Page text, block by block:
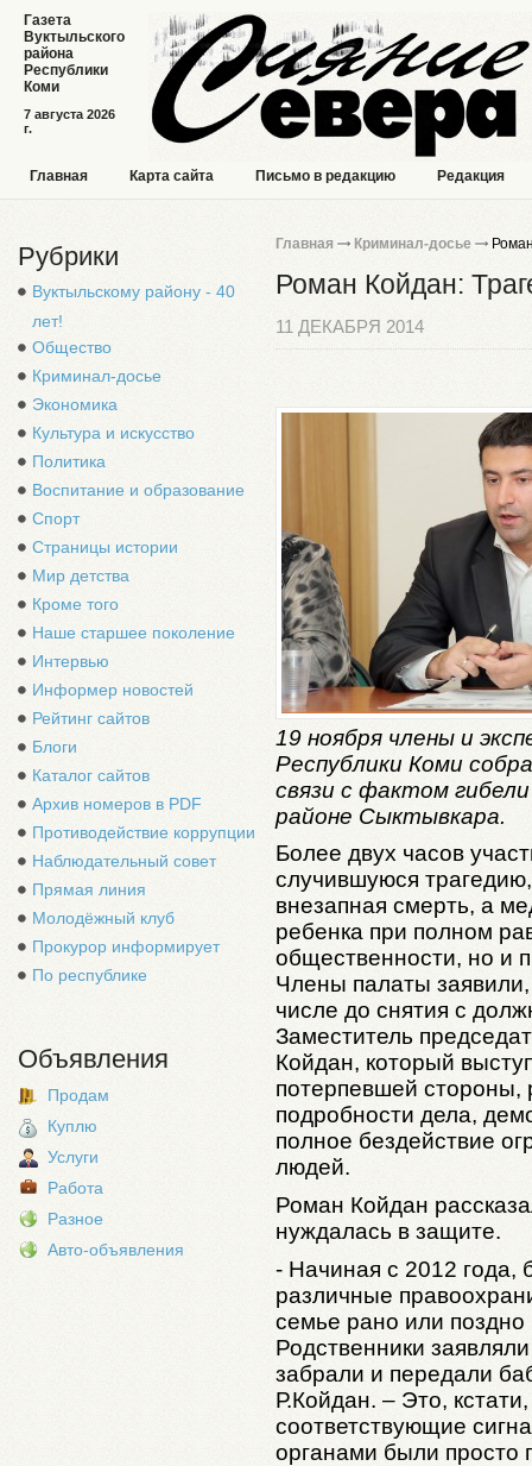
7 августа 2026
г.
Газета
Вуктыльского
района
Республики
Коми
Главная Карта сайта Письмо в редакцию Редакция
Рубрики
Вуктыльскому району - 40
лет!
Общество
Криминал-досье
Экономика
Культура и искусство
Политика
Воспитание и образование
Спорт
Страницы истории
Мир детства
Кроме того
Наше старшее поколение
Интервью
Информер новостей
Рейтинг сайтов
Блоги
Каталог сайтов
Архив номеров в PDF
Противодействие коррупции
Наблюдательный совет
Прямая линия
Молодёжный клуб
Прокурор информирует
По республике
Объявления
Продам
Куплю
Услуги
Работа
Разное
Авто-объявления
Главная Криминал-досье
Роман Койдан:
11 ДЕКАБРЯ 2014
19 ноября члены и
Республики Коми
связи с фактом
районе Сыктывкара.
Более двух часов
случившуюся
внезапная смерть, а
ребенка при полном
общественности, но и
Члены палаты
числе до снятия с
Заместитель
Койдан, который
потерпевшей стороны,
подробности дела,
полное бездействие
людей.
Роман Койдан
нуждалась в защите.
- Начиная с 2012 года,
различные
семье рано или поздно
Родственники
забрали и передали
Р.Койдан. – Это,
соответствующие
органами были просто